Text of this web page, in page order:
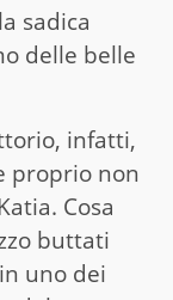
sadica
delle belle
infatti,
proprio non
Cosa
buttati
uno dei